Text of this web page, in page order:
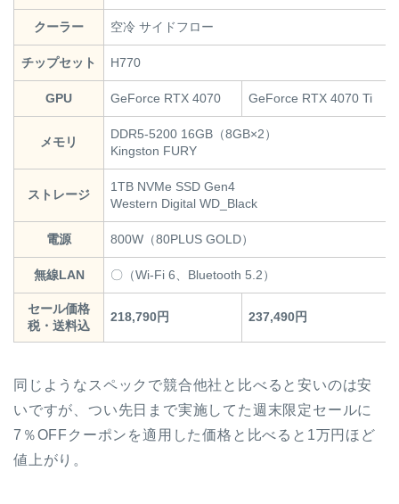
クーラー 空冷 サイドフロー
チップセット H770
GPU GeForce RTX 4070 GeForce RTX 4070 Ti
メモリ
DDR5-5200 16GB（8GB×2）
Kingston FURY
ストレージ
1TB NVMe SSD Gen4
Western Digital WD_Black
電源 800W（80PLUS GOLD）
無線LAN 〇（Wi-Fi 6、Bluetooth 5.2）
セール価格
税・送料込
218,790円 237,490円
同じようなスペックで競合他社と比べると安いのは安
いですが、つい先日まで実施してた週末限定セールに
7％OFFクーポンを適用した価格と比べると1万円ほど
値上がり。